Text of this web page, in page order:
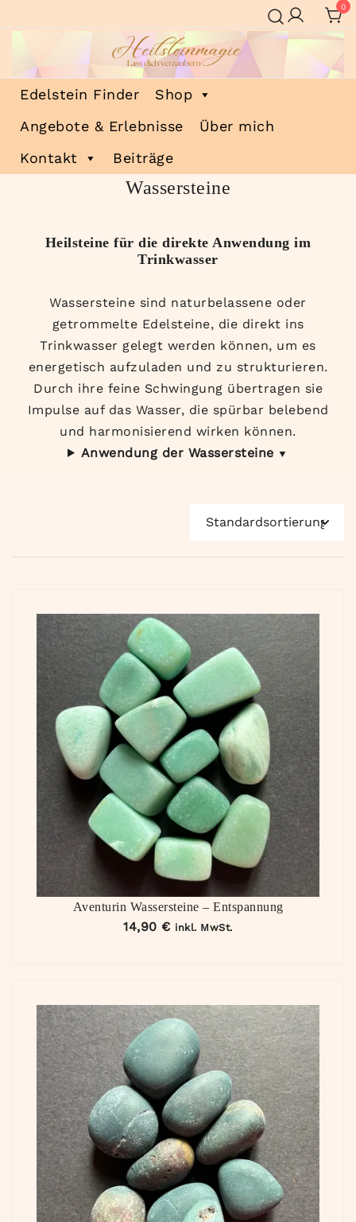
Inhalt
0
Heilsteinmagie
Lass dich verzaubern
Edelstein Finder
Shop
Angebote & Erlebnisse
Über mich
Kontakt
Beiträge
Wassersteine
Heilsteine für die direkte Anwendung im
Trinkwasser
Wassersteine sind naturbelassene oder
getrommelte Edelsteine, die direkt ins
Trinkwasser gelegt werden können, um es
energetisch aufzuladen und zu strukturieren.
Durch ihre feine Schwingung übertragen sie
Impulse auf das Wasser, die spürbar belebend
und harmonisierend wirken können.
Anwendung der Wassersteine
Aventurin Wassersteine – Entspannung
14,90 € inkl. MwSt.